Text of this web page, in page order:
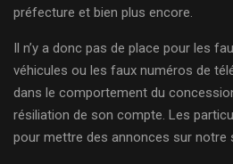
préfecture et bien plus encore.
Il n’y a donc pas de place pour les
véhicules ou les faux numéros de
dans le comportement du
résiliation de son compte. Les
pour mettre des annonces sur notre